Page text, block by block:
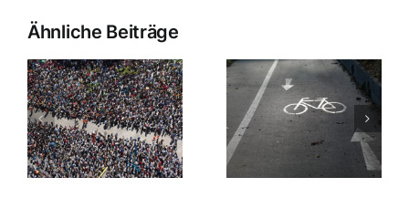
Ähnliche Beiträge